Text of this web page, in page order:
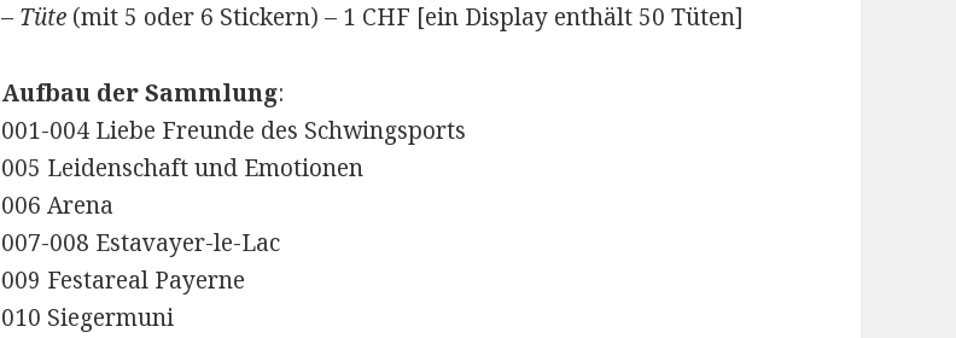
– Tüte (mit 5 oder 6 Stickern) – 1 CHF [ein Display enthält 50 Tüten]
Aufbau der Sammlung:
001-004 Liebe Freunde des Schwingsports
005 Leidenschaft und Emotionen
006 Arena
007-008 Estavayer-le-Lac
009 Festareal Payerne
010 Siegermuni